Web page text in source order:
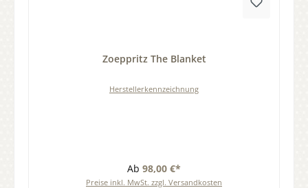
Zoeppritz The Blanket
Herstellerkennzeichnung
Ab 98,00 €*
Preise inkl. MwSt. zzgl. Versandkosten